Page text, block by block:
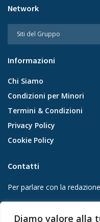
Diamo valore alla
Network
Informazioni
Chi Siamo
Condizioni per Minori
Termini & Condizioni
Privacy Policy
Cookie Policy
Contatti
Per parlare con la